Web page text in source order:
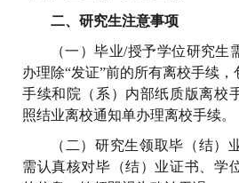
二、研究生注意事项
（一）毕业/授予学位研究生
办理除“发证”前的所有离校手续
手续和院（系）内部纸质版离校
照结业离校通知单办理离校手续。
（二）研究生领取毕（结）
需认真核对毕（结）业证书、学